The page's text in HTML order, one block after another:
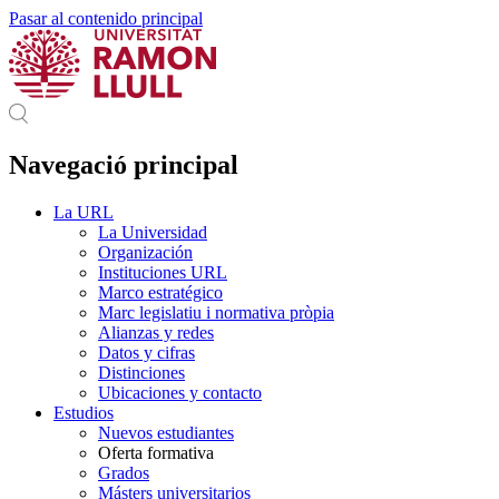
Pasar al contenido principal
Navegació principal
La URL
La Universidad
Organización
Instituciones URL
Marco estratégico
Marc legislatiu i normativa pròpia
Alianzas y redes
Datos y cifras
Distinciones
Ubicaciones y contacto
Estudios
Nuevos estudiantes
Oferta formativa
Grados
Másters universitarios